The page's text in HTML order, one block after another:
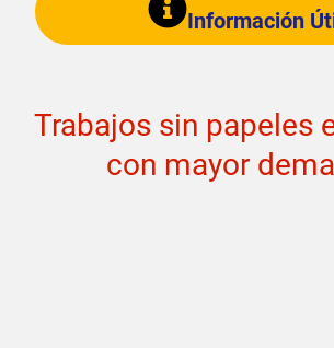
Información
Trabajos sin papeles
con mayor